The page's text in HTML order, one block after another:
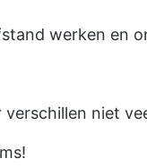
werken en
niet